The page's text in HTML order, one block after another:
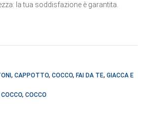
la tua soddisfazione è garantita.
, CAPPOTTO, COCCO, FAI DA TE, GIACCA E
, COCCO